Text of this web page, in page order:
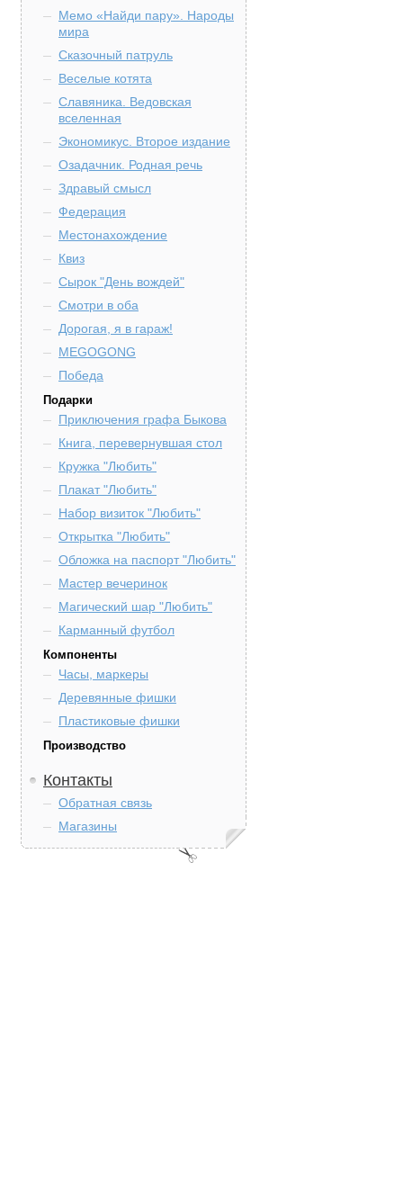
Мемо «Найди пару». Народы
мира
Сказочный патруль
Веселые котята
Славяника. Ведовская
вселенная
Экономикус. Второе издание
Озадачник. Родная речь
Здравый смысл
Федерация
Местонахождение
Квиз
Сырок "День вождей"
Смотри в оба
Дорогая, я в гараж!
MEGOGONG
Победа
Подарки
Приключения графа Быкова
Книга, перевернувшая стол
Кружка "Любить"
Плакат "Любить"
Набор визиток "Любить"
Открытка "Любить"
Обложка на паспорт "Любить"
Мастер вечеринок
Магический шар "Любить"
Карманный футбол
Компоненты
Часы, маркеры
Деревянные фишки
Пластиковые фишки
Производство
Контакты
Обратная связь
Магазины